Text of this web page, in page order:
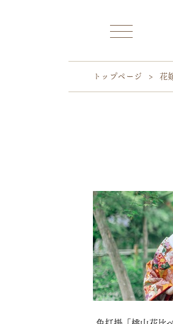
トップページ > 花